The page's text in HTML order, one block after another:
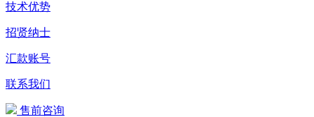
技术优势
招贤纳士
汇款账号
联系我们
售前咨询